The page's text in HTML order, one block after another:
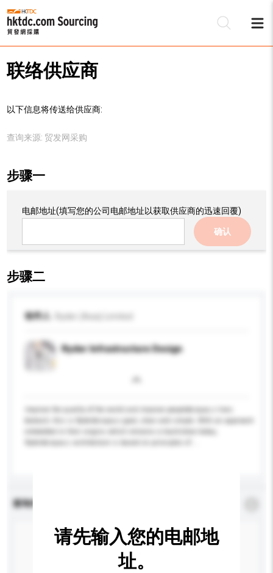
联络供应商
以下信息将传送给供应商:
查询来源: 贸发网采购
步骤一
电邮地址(填写您的公司电邮地址以获取供应商的迅速回覆)
确认
步骤二
收件人
Ryder Infrastructure Design
查询内容
请先输入您的电邮地
址。